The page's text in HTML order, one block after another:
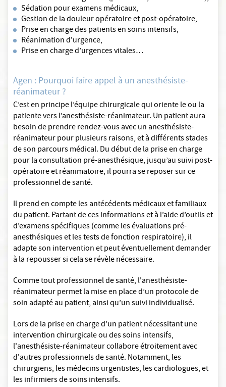
Sédation pour examens médicaux,
Gestion de la douleur opératoire et post-opératoire,
Prise en charge des patients en soins intensifs,
Réanimation d'urgence,
Prise en charge d’urgences vitales…
Agen : Pourquoi faire appel à un anesthésiste-
réanimateur ?
C’est en principe l’équipe chirurgicale qui oriente le ou la
patiente vers l’anesthésiste-réanimateur. Un patient aura
besoin de prendre rendez-vous avec un anesthésiste-
réanimateur pour plusieurs raisons, et à différents stades
de son parcours médical. Du début de la prise en charge
pour la consultation pré-anesthésique, jusqu’au suivi post-
opératoire et réanimatoire, il pourra se reposer sur ce
professionnel de santé.
Il prend en compte les antécédents médicaux et familiaux
du patient. Partant de ces informations et à l’aide d’outils et
d’examens spécifiques (comme les évaluations pré-
anesthésiques et les tests de fonction respiratoire), il
adapte son intervention et peut éventuellement demander
à la repousser si cela se révèle nécessaire.
Comme tout professionnel de santé, l'anesthésiste-
réanimateur permet la mise en place d’un protocole de
soin adapté au patient, ainsi qu’un suivi individualisé.
Lors de la prise en charge d’un patient nécessitant une
intervention chirurgicale ou des soins intensifs,
l'anesthésiste-réanimateur collabore étroitement avec
d'autres professionnels de santé. Notamment, les
chirurgiens, les médecins urgentistes, les cardiologues, et
les infirmiers de soins intensifs.